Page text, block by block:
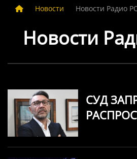
Новости Новости Радио
Новости
СУД